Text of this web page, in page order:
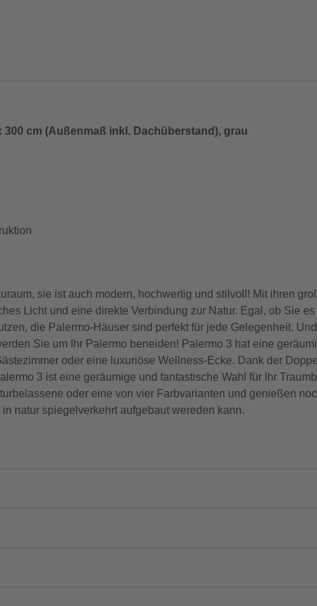
cm (Außenmaß inkl. Dachüberstand), grau
sie ist auch modern, hochwertig und stilvoll! Mit ihren
Licht und eine direkte Verbindung zur Natur. Egal, ob Sie
die Palermo-Häuser sind perfekt für jede Gelegenheit.
Sie um Ihr Palermo beneiden! Palermo 3 hat eine
oder eine luxuriöse Wellness-Ecke. Dank der
3 ist eine geräumige und fantastische Wahl für Ihr
oder eine von vier Farbvarianten und genießen
natur spiegelverkehrt aufgebaut wereden kann.